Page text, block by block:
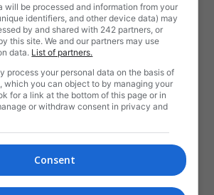
will be processed and information from your
identifiers, and other device data) may
by and shared with 242 partners, or
this site. We and our partners may use
data. List of partners.
process your personal data on the basis of
which you can object to by managing your
for a link at the bottom of this page or in
or withdraw consent in privacy and
Consent